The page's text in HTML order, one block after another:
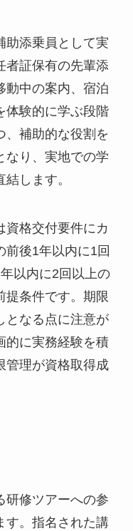
助添乗員として実
者証保有の先輩添
動中の案内、宿泊
体験的に学ぶ段階
、補助的な役割を
なり、実地での学
します。
資格交付要件にカ
前後1年以内に1回
以内に2回以上の
提条件です。期限
となる点に注意が
的に実務経験を積
管理が資格取得成
研修ツアーへの参
す。指名された講